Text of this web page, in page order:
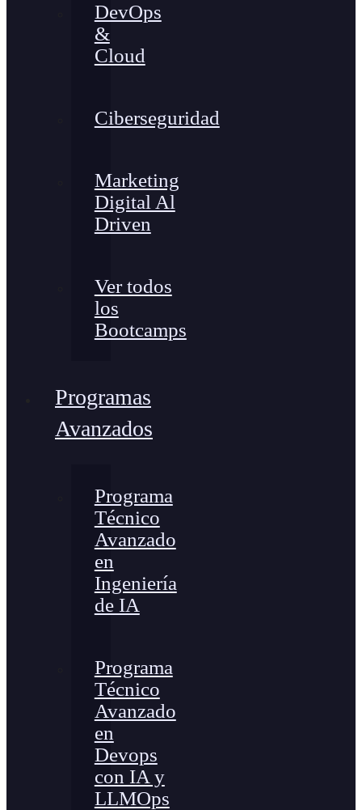
DevOps
&
Cloud
Ciberseguridad
Marketing
Digital Al
Driven
Ver todos
los
Bootcamps
Programas
Avanzados
Programa
Técnico
Avanzado
en
Ingeniería
de IA
Programa
Técnico
Avanzado
en
Devops
con IA y
LLMOps